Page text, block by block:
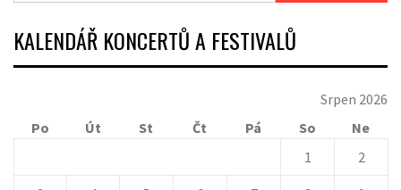
KALENDÁŘ KONCERTŮ A FESTIVALŮ
Srpen 2026
Po
Út St Čt Pá So
Ne
1
2